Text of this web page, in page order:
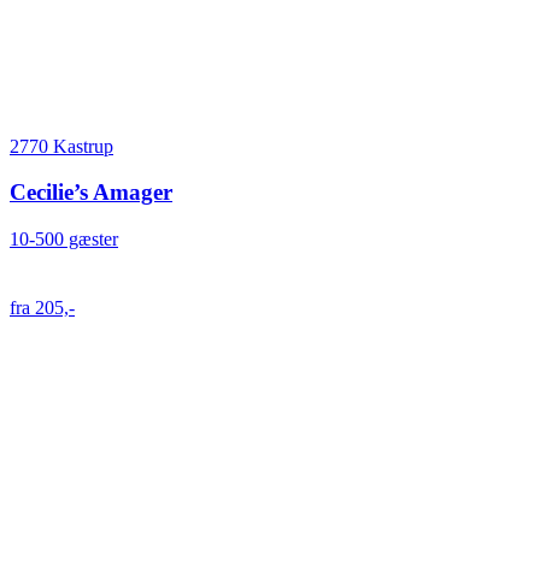
2770 Kastrup
Cecilie’s Amager
10-500 gæster
fra 205,-